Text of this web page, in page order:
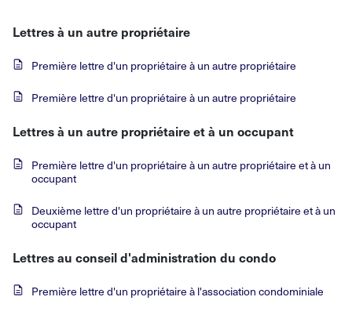
Lettres à un autre propriétaire
Première lettre d'un propriétaire à un autre propriétaire
Première lettre d'un propriétaire à un autre propriétaire
Lettres à un autre propriétaire et à un occupant
Première lettre d'un propriétaire à un autre propriétaire et à un
occupant
Deuxième lettre d'un propriétaire à un autre propriétaire et à un
occupant
Lettres au conseil d'administration du condo
Première lettre d'un propriétaire à l'association condominiale